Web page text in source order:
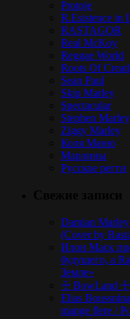
Protoje
R.Esistence in
RASTAGOR
Real McKoy
Reggae World
Roots Of
Sean Paul
Skip Marley
Spectacular
Stephen Marley
Ziggy Marley
Коля Маню
Марлины
Русское регги
Damian
(Cover by
Илон Маск
будущего, а
Земле»
☩ BowLand ☩
Elias
mange flere /